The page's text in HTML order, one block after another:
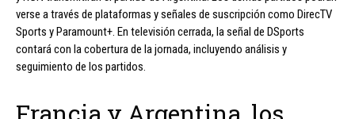
verse a través de plataformas y señales de suscripción como DirecTV
Sports y Paramount+. En televisión cerrada, la señal de DSports
contará con la cobertura de la jornada, incluyendo análisis y
seguimiento de los partidos.
Francia y Argentina, los